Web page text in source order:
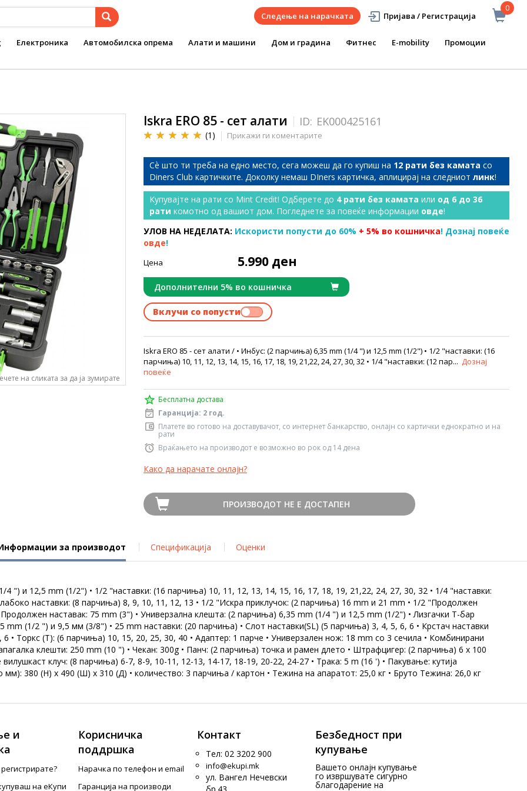
0
Следење на нарачката Пријава / Регистрација
Електроника Автомобилска опрема Алати и машини Дом и градина Фитнес E-mobility Промоции
на сликата за да ја зумирате
Iskra ERO 85 - сет алати ID: EK000425161
(1) Прикажи ги коментарите
Сѐ што ти треба на едно место, сега можеш да го купиш на 12 рати без камата со
Diners Club картичките. Доколку немаш DIners картичка, аплицирај на следниот линк!
Купувајте на рати со Mint Credit! Одберете до 4 рати без камата или од 6 до 36
рати комотно од вашиот дом. Погледнете за повеќе информации овде!
УЛОВ НА НЕДЕЛАТА: Искористи попусти до 60% + 5% во кошничка! Дознај повеќе
овде!
Цена 5.990 ден
Дополнителни 5% во кошничка
Вклучи со попусти
Iskra ERO 85 - сет алати / • Инбус: (2 парчиња) 6,35 mm (1/4 ") и 12,5 mm (1/2") • 1/2 "наставки: (16
парчиња) 10, 11, 12, 13, 14, 15, 16, 17, 18, 19, 21,22, 24, 27, 30, 32 • 1/4 "наставки: (12 пар... Дознај
повеќе
Бесплатна достава
Гаранција: 2 год.
Платете во готово на доставувачот, со интернет банкарство, онлајн со картички еднократно и на
рати
Враќањето на производот е возможно во рок од 14 дена
Како да нарачате онлајн?
ПРОИЗВОДОТ НЕ Е ДОСТАПЕН
за производот Спецификација Оценки
") и 12,5 mm (1/2") • 1/2 "наставки: (16 парчиња) 10, 11, 12, 13, 14, 15, 16, 17, 18, 19, 21,22, 24, 27, 30, 32 • 1/4 "наставки:
наставки: (8 парчиња) 8, 9, 10, 11, 12, 13 • 1/2 "Искра приклучок: (2 парчиња) 16 mm и 21 mm • 1/2 "Продолжен
наставак: 75 mm (3") • Универзална клешта: (2 парчиња) 6,35 mm (1/4 ") и 12,5 mm (1/2") • Лизгачки Т-бар
mm (1/2 ") и 9,5 мм (3/8") • 25 mm наставки: (20 парчиња) • Слот наставки(SL) (5 парчиња) 3, 4, 5, 6, 6 • Крстач наставки
• Торкс (Т): (6 парчиња) 10, 15, 20, 25, 30, 40 • Адаптер: 1 парче • Универзален нож: 18 mm со 3 сечила • Комбинирани
клешти: 250 mm (10 ") • Чекан: 300g • Панч: (2 парчиња) точка и рамен длето • Штрафцигер: (2 парчиња) 6 x 100
клуч: (8 парчиња) 6-7, 8-9, 10-11, 12-13, 14-17, 18-19, 20-22, 24-27 • Трака: 5 m (16 ') • Пакување: кутија
мм): 380 (H) x 490 (Ш) x 310 (Д) • количество: 3 парчиња / картон • Тежина на апаратот: 25,0 кг • Бруто Тежина: 26,0 кг
и
на еКупи
Корисничка
поддршка
Нарачка по телефон и еmail
Гаранција на производи
Контакт
Тел: 02 3202 900
info@ekupi.mk
ул. Вангел Нечевски
Безбедност при
купување
Вашето онлајн купување
го извршувате сигурно
благодарение на